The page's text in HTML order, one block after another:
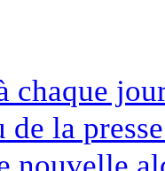
chaque
la